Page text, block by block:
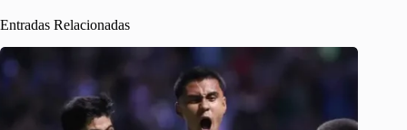
Entradas Relacionadas